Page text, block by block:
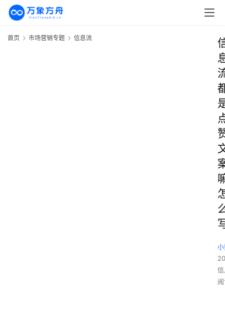
首页 市场营销专题 信息流